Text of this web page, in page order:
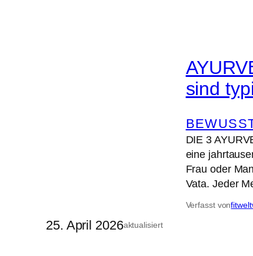
25. April 2026aktualisiert
sind
DIE 3
eine
Frau oder
Vata. Jeder
Verfasst von